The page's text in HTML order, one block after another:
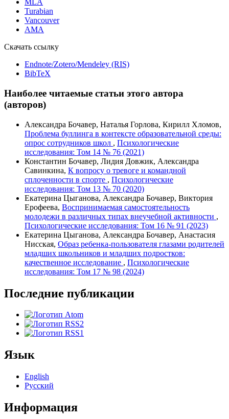
MLA
Turabian
Vancouver
AMA
Скачать ссылку
Endnote/Zotero/Mendeley (RIS)
BibTeX
Наиболее читаемые статьи этого автора
(авторов)
Александра Бочавер, Наталья Горлова, Кирилл Хломов,
Проблема буллинга в контексте образовательной среды:
опрос сотрудников школ , Психологические
исследования: Том 14 № 76 (2021)
Константин Бочавер, Лидия Довжик, Александра
Савинкина, К вопросу о тревоге и командной
сплоченности в спорте , Психологические
исследования: Том 13 № 70 (2020)
Екатерина Цыганова, Александра Бочавер, Виктория
Ерофеева, Воспринимаемая самостоятельность
молодежи в различных типах внеучебной активности ,
Психологические исследования: Том 16 № 91 (2023)
Екатерина Цыганова, Александра Бочавер, Анастасия
Нисская, Образ ребенка-пользователя глазами родителей
младших школьников и младших подростков:
качественное исследование , Психологические
исследования: Том 17 № 98 (2024)
Последние публикации
Язык
English
Русский
Информация